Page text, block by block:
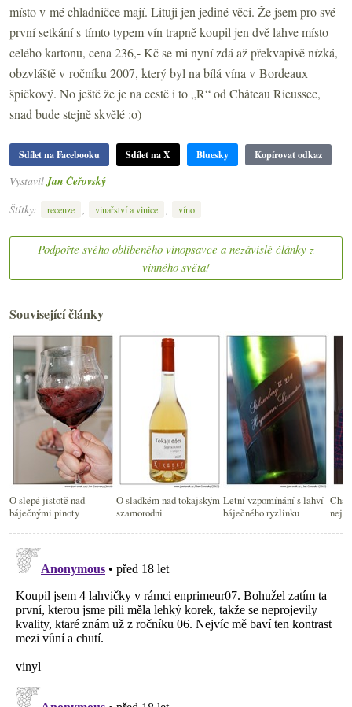
místo v mé chladničce mají. Lituji jen jediné věci. Že jsem pro své
první setkání s tímto typem vín trapně koupil jen dvě lahve místo
celého kartonu, cena 236,- Kč se mi nyní zdá až překvapivě nízká,
obzvláště v ročníku 2007, který byl na bílá vína v Bordeaux
špičkový. No ještě že je na cestě i to „R“ od Château Rieussec,
snad bude stejně skvělé :o)
Sdílet na Facebooku Sdílet na X Bluesky Kopírovat odkaz
Vystavil Jan Čeřovský
Štítky:
recenze , vinařství a vinice , víno
Podpořte svého oblíbeného vínopsavce a nezávislé články z
vinného světa!
Související články
O slepé jistotě nad
báječnými pinoty
O sladkém nad tokajským
szamorodni
Letní vzpomínání s lahví
báječného ryzlinku